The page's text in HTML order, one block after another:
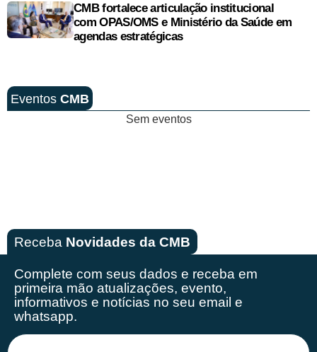
CMB fortalece articulação institucional
com OPAS/OMS e Ministério da Saúde em
agendas estratégicas
Eventos CMB
Sem eventos
Receba Novidades da CMB
Complete com seus dados e receba em
primeira mão atualizações, evento,
informativos e notícias no seu email e
whatsapp.